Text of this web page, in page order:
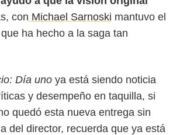
con Michael Sarnoski mantuvo el
ha hecho a la saga tan
Día uno ya está siendo noticia
y desempeño en taquilla, si
quedó esta nueva entrega sin
del director, recuerda que ya está